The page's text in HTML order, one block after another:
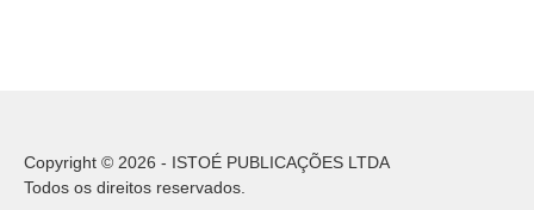
Copyright © 2026 - ISTOÉ PUBLICAÇÕES LTDA
Todos os direitos reservados.